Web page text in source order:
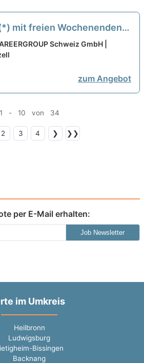
mit freien Wochenenden
bei Genuss &
Gastronomie GmbH
Schweiz GmbH |
zum Angebot
1 - 10 von 34
2 3 4 ❯ ❯❯
per E-Mail erhalten:
Job Newsletter
im Umkreis
Heilbronn
Ludwigsburg
Bissingen
Backnang